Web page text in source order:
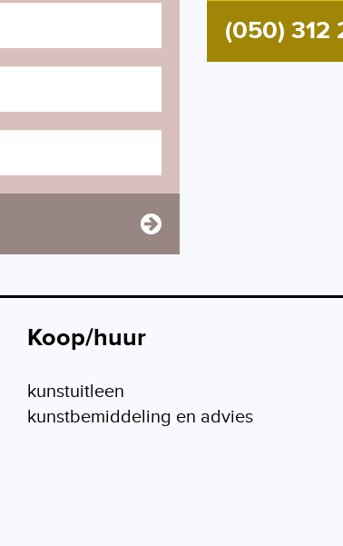
(050) 312
Koop/huur
kunstuitleen
kunstbemiddeling en advies